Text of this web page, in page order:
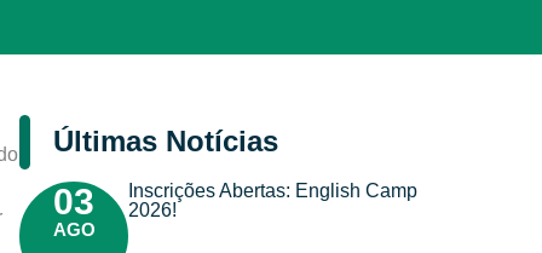
Últimas Notícias
03
AGO
Inscrições Abertas: English Camp
2026!